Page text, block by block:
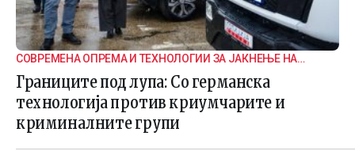
СОВРЕМЕНА ОПРЕМА И ТЕХНОЛОГИИ ЗА ЈАКНЕЊЕ НА
ГРАНИЧНАТА БЕЗБЕДНОСТ
Границите под лупа: Со германска
технологија против криумчарите и
криминалните групи